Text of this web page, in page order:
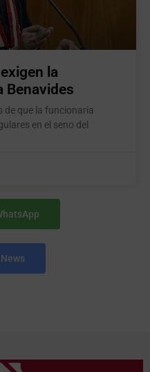
la
Benavides
de que la funcionaria
en el seno del